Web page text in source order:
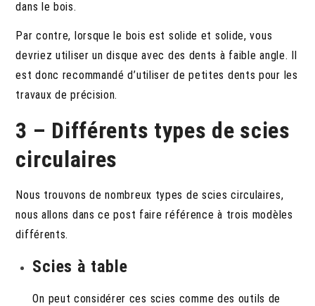
dans le bois.
Par contre, lorsque le bois est solide et solide, vous
devriez utiliser un disque avec des dents à faible angle. Il
est donc recommandé d’utiliser de petites dents pour les
travaux de précision.
3 – Différents types de scies
circulaires
Nous trouvons de nombreux types de scies circulaires,
nous allons dans ce post faire référence à trois modèles
différents.
Scies à table
On peut considérer ces scies comme des outils de